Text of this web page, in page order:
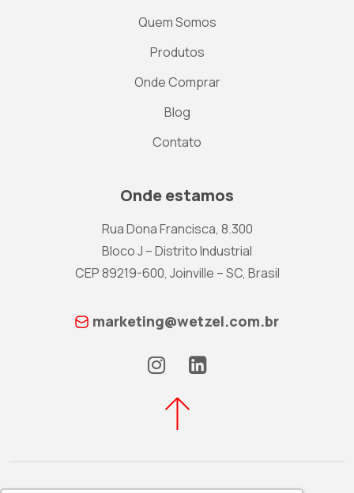
Quem Somos
Produtos
Onde Comprar
Blog
Contato
Onde estamos
Rua Dona Francisca, 8.300
Bloco J – Distrito Industrial
CEP 89219-600, Joinville – SC, Brasil
marketing@wetzel.com.br